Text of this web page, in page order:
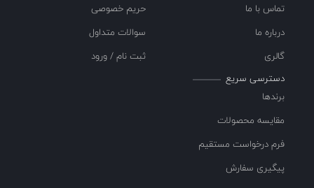
تماس با ما
درباره ما
گالری
حریم خصوصی
سوالات متداول
ثبت نام / ورود
دسترسی سریع
برندها
مقایسه محصولات
فرم درخواست مستقیم
پیگیری سفارش